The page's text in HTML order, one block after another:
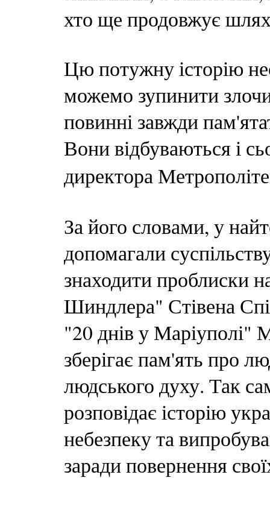
хто ще продовжує
Цю потужну історію
можемо зупинити
повинні завжди
Вони відбуваються і
директора
За його словами, у
допомагали
знаходити проблиски
Шиндлера" Стівена
"20 днів у Маріуполі"
зберігає пам'ять про
людського духу. Так
розповідає історію
небезпеку та
заради повернення